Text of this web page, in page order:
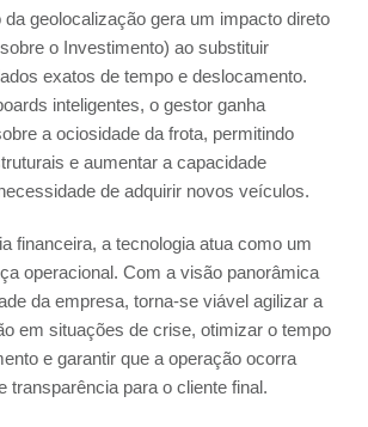
geolocalização gera um impacto direto
o Investimento) ao substituir
exatos de tempo e deslocamento.
inteligentes, o gestor ganha
a ociosidade da frota, permitindo
e aumentar a capacidade
de adquirir novos veículos.
financeira, a tecnologia atua como um
operacional. Com a visão panorâmica
da empresa, torna-se viável agilizar a
em situações de crise, otimizar o tempo
e garantir que a operação ocorra
transparência para o cliente final.